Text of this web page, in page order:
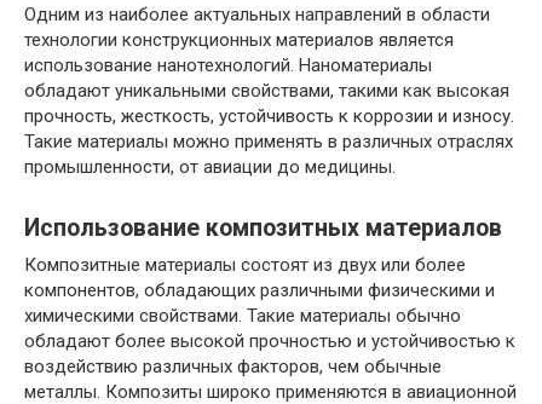
Одним из наиболее актуальных направлений в области
технологии конструкционных материалов является
использование нанотехнологий. Наноматериалы
обладают уникальными свойствами, такими как высокая
прочность, жесткость, устойчивость к коррозии и износу.
Такие материалы можно применять в различных отраслях
промышленности, от авиации до медицины.
Использование композитных материалов
Композитные материалы состоят из двух или более
компонентов, обладающих различными физическими и
химическими свойствами. Такие материалы обычно
обладают более высокой прочностью и устойчивостью к
воздействию различных факторов, чем обычные
металлы. Композиты широко применяются в авиационной